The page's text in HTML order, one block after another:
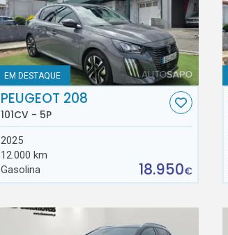
EM DESTAQUE
PEUGEOT 208
101CV - 5P
2025
12.000 km
Gasolina
18.950€